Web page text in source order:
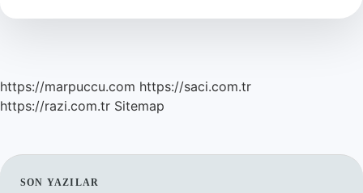
https://marpuccu.com https://saci.com.tr
https://razi.com.tr Sitemap
SON YAZILAR